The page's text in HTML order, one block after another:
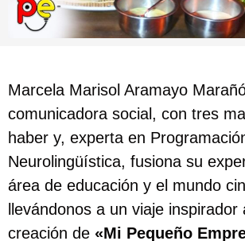
Marcela Marisol Aramayo
comunicadora social, con tres
haber y, experta en
Neurolingüística, fusiona su
área de educación y el mundo
llevándonos a un viaje
creación de «Mi Pequeño